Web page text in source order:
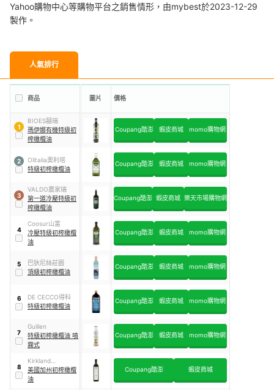
Yahoo購物中心等購物平台之銷售情形，由mybest於2023-12-29
製作。
人氣排行
商品 圖片 價格
1
BIOES囍瑞
瑪伊娜有機特級初
榨橄欖油
Coupang酷澎 蝦皮商城 momo購物網
2
Olitalia奧利塔
特級初榨橄欖油
Coupang酷澎 蝦皮商城 momo購物網
3
VALDO農家瑞
第一道冷壓特級初
榨橄欖油
Coupang酷澎 蝦皮商城 樂天市場購物網
4
Coosur山富
冷壓特級初榨橄欖
油
Coupang酷澎 蝦皮商城 momo購物網
5
巴狄尼絲莊園
頂級初榨橄欖油
Coupang酷澎 蝦皮商城 momo購物網
6
DE CECCO得科
特級初榨橄欖油
Coupang酷澎 蝦皮商城 momo購物網
7
Guillen
特級初榨橄欖油 噴
霧式
Coupang酷澎 蝦皮商城 momo購物網
8
Kirkland
Signature科克蘭
美國加州初榨橄欖
油
Coupang酷澎 蝦皮商城